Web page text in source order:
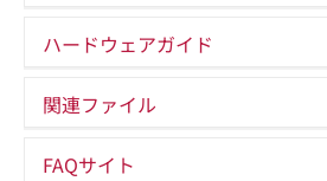
ハードウェアガイド
関連ファイル
FAQサイト